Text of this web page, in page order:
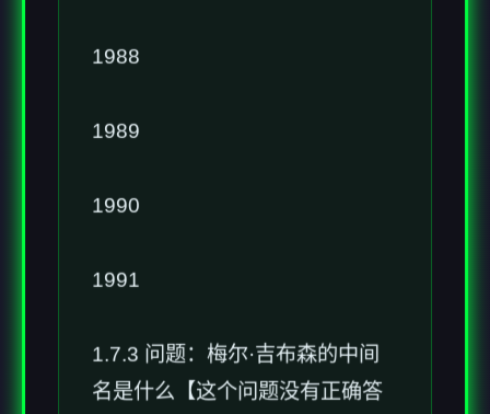
1988
1989
1990
1991
1.7.3 问题：梅尔·吉布森的中间
名是什么【这个问题没有正确答